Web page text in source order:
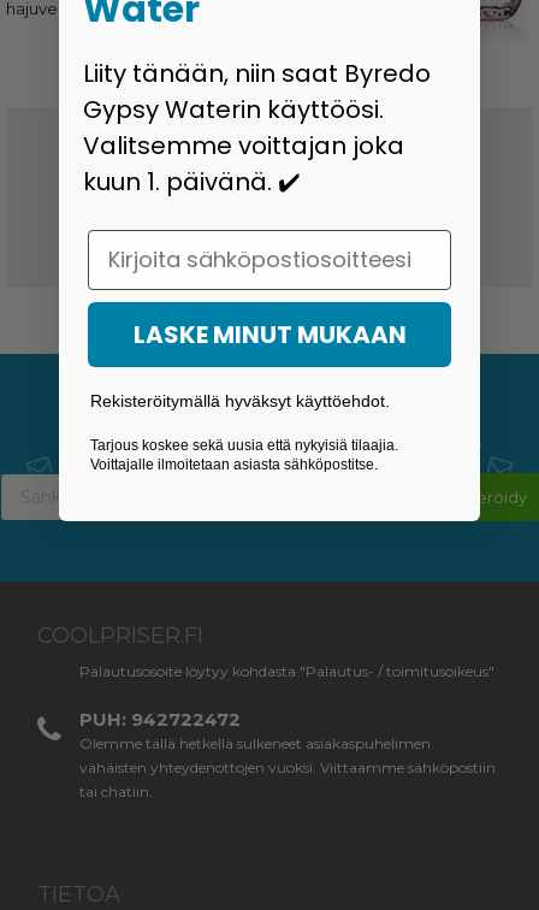
hajuvedet
Toimitusaika 3-6 päivää
Halvat toimitushinnat
Ei tulleja ja veroja
TILAA UUTISKIRJEEMME
myynnistä kilpailuihin, uusiin tuotteisiin ja paljon muuta.
Rekisteröidy
COOLPRISER.FI
Palautusosoite löytyy kohdasta "Palautus- / toimitusoikeus"
PUH: 942722472
Olemme tällä hetkellä sulkeneet asiakaspuhelimen
vähäisten yhteydenottojen vuoksi. Viittaamme sähköpostiin
tai chatiin.
TIETOA
Liity tänään, niin saat Byredo
Gypsy Waterin käyttöösi.
Valitsemme voittajan joka
kuun 1. päivänä. ✔️
Email
LASKE MINUT MUKAAN
Rekisteröitymällä hyväksyt käyttöehdot.
Tarjous koskee sekä uusia että nykyisiä tilaajia.
Voittajalle ilmoitetaan asiasta sähköpostitse.